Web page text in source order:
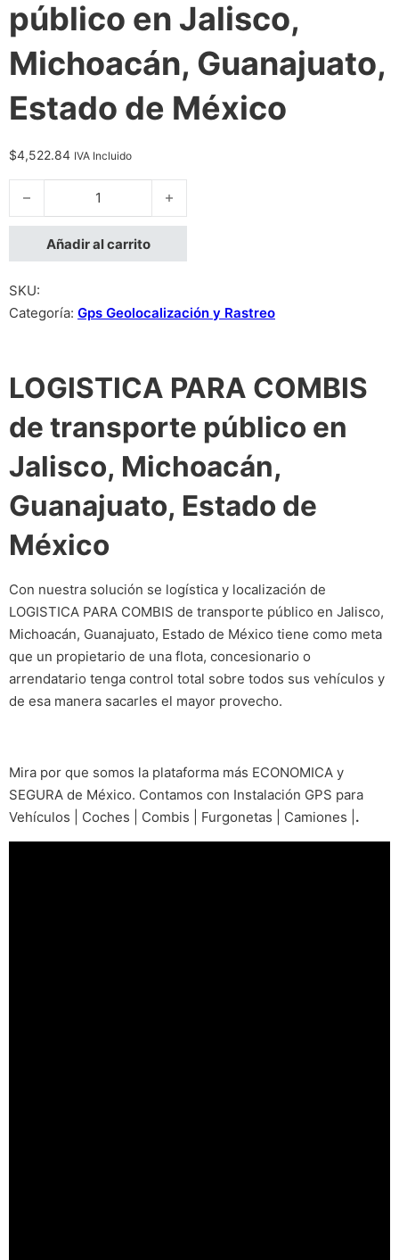
público en Jalisco,
Michoacán, Guanajuato,
Estado de México
$4,522.84 IVA Incluido
LOGISTICA PARA COMBIS de transporte público en Jalisco,
Añadir al carrito
SKU:
Categoría: Gps Geolocalización y Rastreo
LOGISTICA PARA COMBIS
de transporte público en
Jalisco, Michoacán,
Guanajuato, Estado de
México
Con nuestra solución se logística y localización de
LOGISTICA PARA COMBIS de transporte público en Jalisco,
Michoacán, Guanajuato, Estado de México tiene como meta
que un propietario de una flota, concesionario o
arrendatario tenga control total sobre todos sus vehículos y
de esa manera sacarles el mayor provecho.
Mira por que somos la plataforma más ECONOMICA y
SEGURA de México. Contamos con Instalación GPS para
Vehículos | Coches | Combis | Furgonetas | Camiones | .